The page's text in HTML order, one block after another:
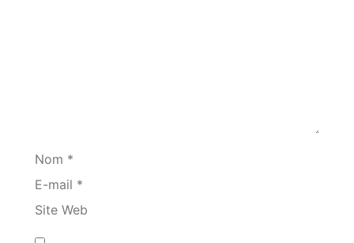
Nom *
E-mail *
Site Web